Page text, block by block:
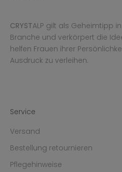
CRYSTALP gilt als Geheimtipp
Branche und verkörpert die
helfen Frauen ihrer
Ausdruck zu verleihen.
Service
Versand
Bestellung retournieren
Pflegehinweise